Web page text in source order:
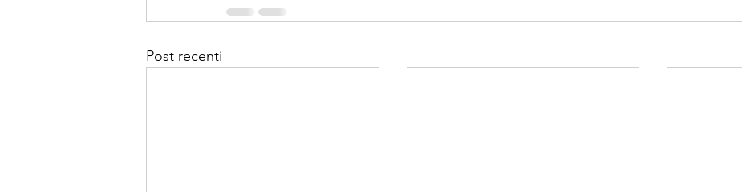
Post recenti